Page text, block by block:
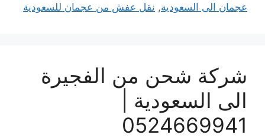
عجمان الى السعودية, نقل عفش من عجمان للسعودية
شركة شحن من الفجيرة
الى السعودية |
0524669941